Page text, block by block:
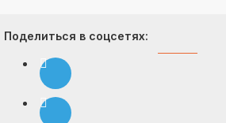
Поделиться в соцсетях: